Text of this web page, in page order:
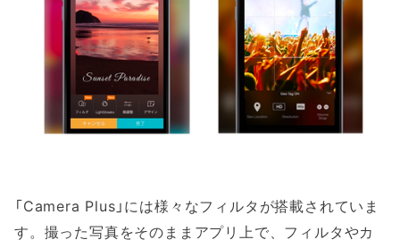
「Camera Plus」には様々なフィルタが搭載されていま
す。撮った写真をそのままアプリ上で、フィルタやカ